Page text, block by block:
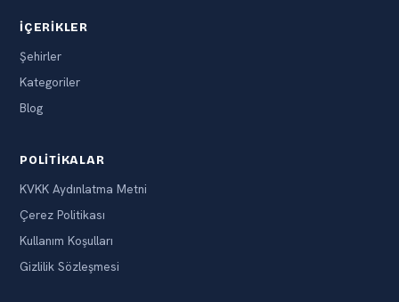
İÇERIKLER
Şehirler
Kategoriler
Blog
POLITIKALAR
KVKK Aydınlatma Metni
Çerez Politikası
Kullanım Koşulları
Gizlilik Sözleşmesi